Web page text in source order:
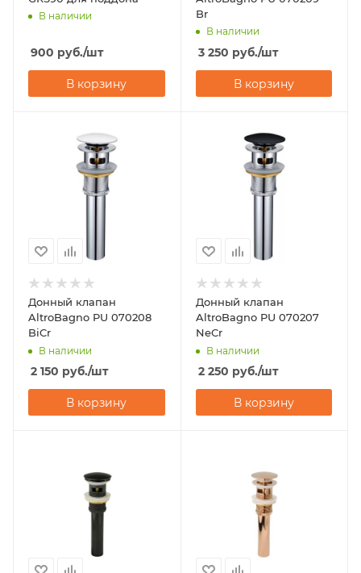
В наличии
900 руб./шт
В корзину
Br
В наличии
3 250 руб./шт
В корзину
Донный клапан
AltroBagno PU 070208
BiCr
В наличии
2 150 руб./шт
В корзину
Донный клапан
AltroBagno PU 070207
NeCr
В наличии
2 250 руб./шт
В корзину